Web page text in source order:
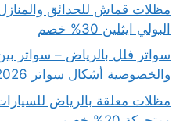
مظلات قماش للحدائق
البولي ايثلين 30% خصم
سواتر فلل بالرياض – سواتر
والخصوصية أشكال سواتر 2026
مظلات معلقة بالرياض